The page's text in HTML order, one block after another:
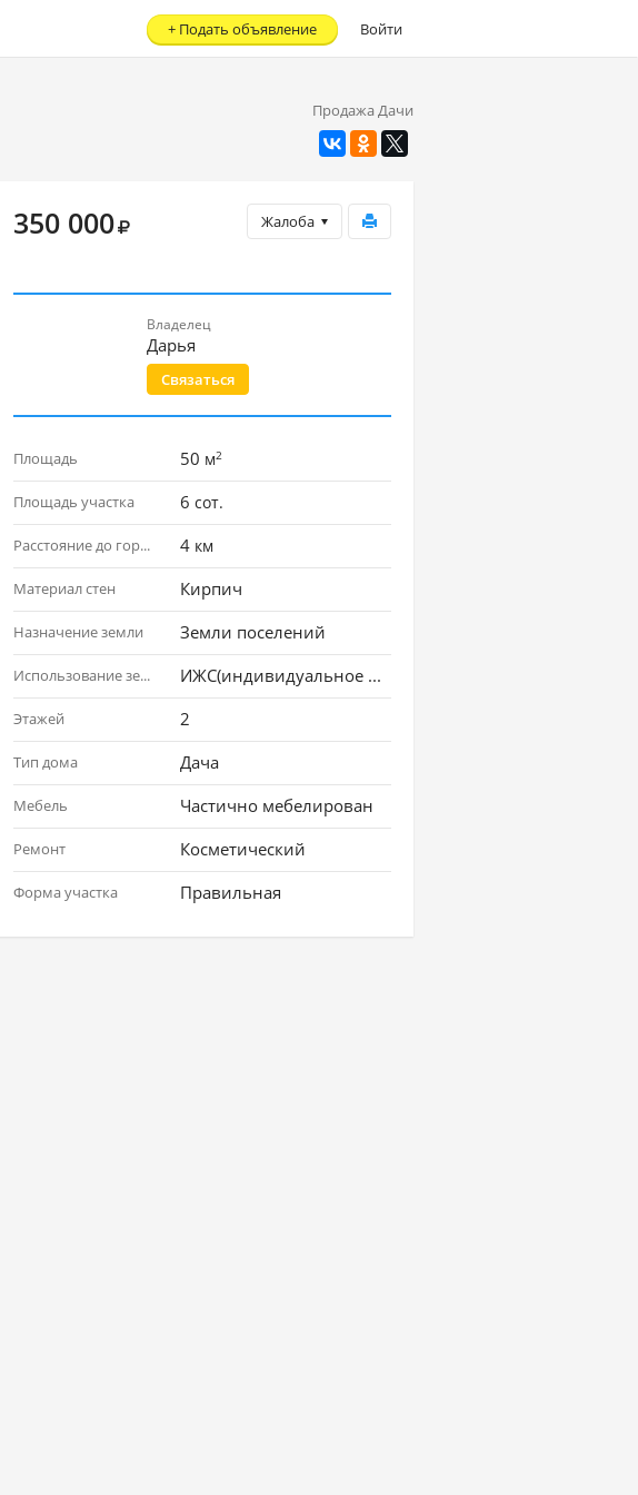
Войти
+ Подать объявление
Продажа Дачи
Жалоба
350 000
Владелец
Дарья
Связаться
Площадь 50 м2
Площадь участка 6 сот.
Расстояние до города 4 км
Материал стен Кирпич
Назначение земли Земли поселений
Использование земли ИЖС(индивидуальное жилищное строительство)
Этажей 2
Тип дома Дача
Мебель Частично мебелирован
Ремонт Косметический
Форма участка Правильная